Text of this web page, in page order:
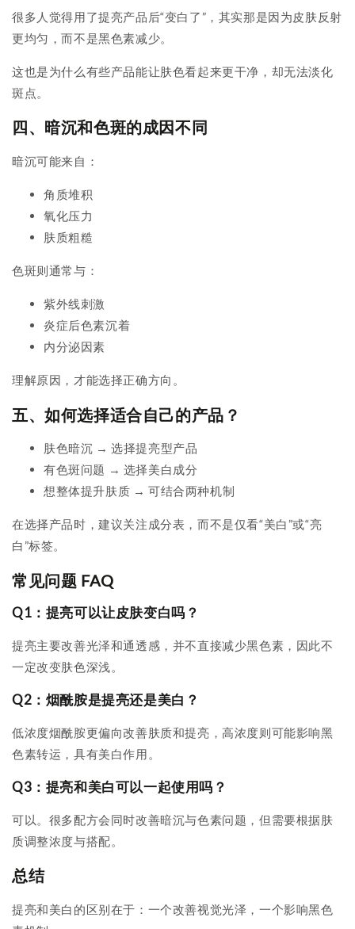
很多人觉得用了提亮产品后“变白了”，其实那是因为皮肤反射
更均匀，而不是黑色素减少。
这也是为什么有些产品能让肤色看起来更干净，却无法淡化
斑点。
四、暗沉和色斑的成因不同
暗沉可能来自：
角质堆积
氧化压力
肤质粗糙
色斑则通常与：
紫外线刺激
炎症后色素沉着
内分泌因素
理解原因，才能选择正确方向。
五、如何选择适合自己的产品？
肤色暗沉 → 选择提亮型产品
有色斑问题 → 选择美白成分
想整体提升肤质 → 可结合两种机制
在选择产品时，建议关注成分表，而不是仅看“美白”或“亮
白”标签。
常见问题 FAQ
Q1：提亮可以让皮肤变白吗？
提亮主要改善光泽和通透感，并不直接减少黑色素，因此不
一定改变肤色深浅。
Q2：烟酰胺是提亮还是美白？
低浓度烟酰胺更偏向改善肤质和提亮，高浓度则可能影响黑
色素转运，具有美白作用。
Q3：提亮和美白可以一起使用吗？
可以。很多配方会同时改善暗沉与色素问题，但需要根据肤
质调整浓度与搭配。
总结
提亮和美白的区别在于：一个改善视觉光泽，一个影响黑色